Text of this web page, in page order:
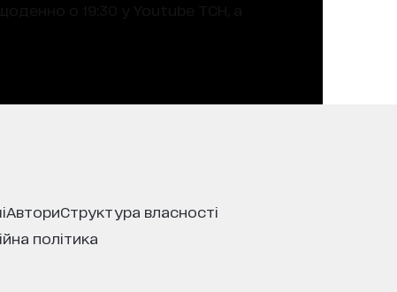
автори
структура власності
політика